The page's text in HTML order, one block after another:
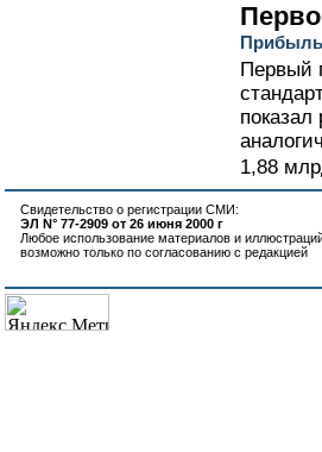
Прибыль
Первый
1,88
Свидетельство о регистрации СМИ:
ЭЛ N° 77-2909 от 26 июня 2000 г
Любое использование материалов и
возможно только по согласованию с редакцией